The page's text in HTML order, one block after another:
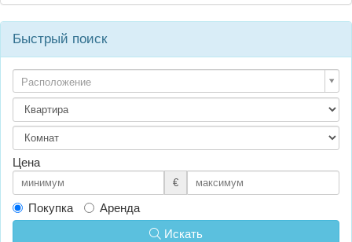
Быстрый поиск
Расположение
Цена
€
Покупка
Аренда
Искать